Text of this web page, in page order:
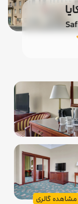
مشاهده گالری